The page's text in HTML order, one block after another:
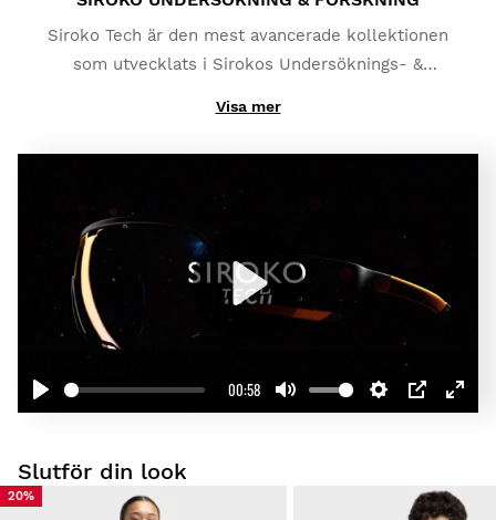
Siroko Tech är den mest avancerade kollektionen
som utvecklats i Sirokos Undersöknings- &
hålla fukten borta från linserna; även under de mest
Visa mer
Play
00:58
Mute SettingsPIP
Enter
Play
Slutför din look
20%